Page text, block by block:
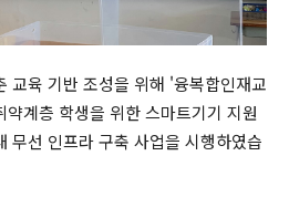
교육 기반 조성을 위해 '융복합인재교
계층 학생을 위한 스마트기기 지원
무선 인프라 구축 사업을 시행하였습